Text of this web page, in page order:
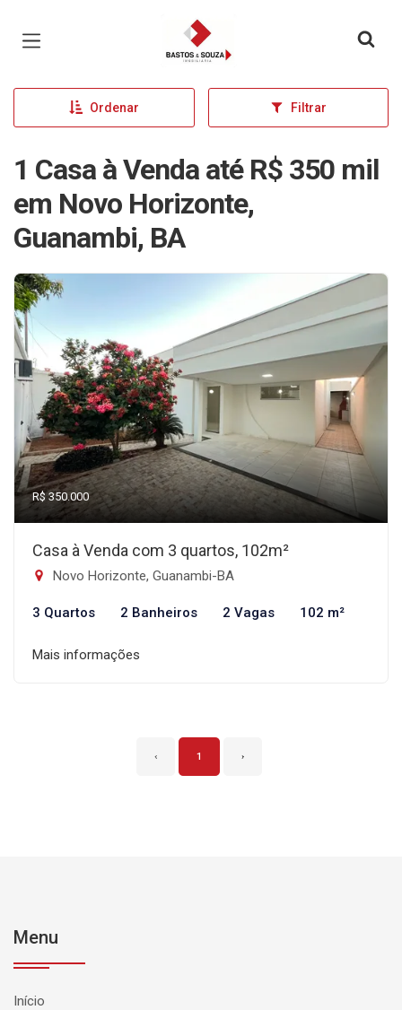
Página inicial
Ordenar Filtrar
1 Casa à Venda até R$ 350 mil
em Novo Horizonte,
Guanambi, BA
R$ 350.000
Casa à Venda com 3 quartos, 102m²
Novo Horizonte, Guanambi-BA
3 Quartos 2 Banheiros 2 Vagas 102 m²
Mais informações
‹ 1 ›
Menu
Início